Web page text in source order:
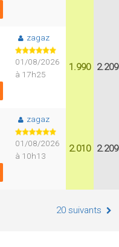
zagaz
01/08/2026
à 17h25
1.990 2.209
zagaz
01/08/2026
à 10h13
2.010 2.209
20 suivants